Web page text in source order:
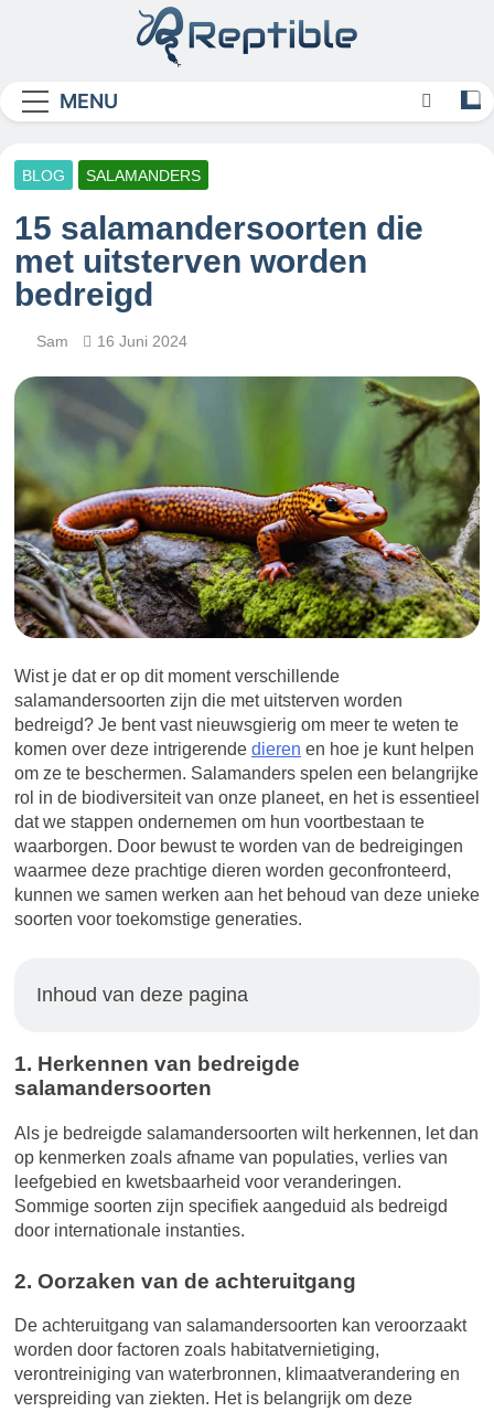
MENU
BLOG SALAMANDERS
15 salamandersoorten die
met uitsterven worden
bedreigd
Sam 16 Juni 2024
Wist je dat er op dit moment verschillende
salamandersoorten zijn die met uitsterven worden
bedreigd? Je bent vast nieuwsgierig om meer te weten te
komen over deze intrigerende dieren en hoe je kunt helpen
om ze te beschermen. Salamanders spelen een belangrijke
rol in de biodiversiteit van onze planeet, en het is essentieel
dat we stappen ondernemen om hun voortbestaan te
waarborgen. Door bewust te worden van de bedreigingen
waarmee deze prachtige dieren worden geconfronteerd,
kunnen we samen werken aan het behoud van deze unieke
soorten voor toekomstige generaties.
Inhoud van deze pagina
1. Herkennen van bedreigde
salamandersoorten
Als je bedreigde salamandersoorten wilt herkennen, let dan
op kenmerken zoals afname van populaties, verlies van
leefgebied en kwetsbaarheid voor veranderingen.
Sommige soorten zijn specifiek aangeduid als bedreigd
door internationale instanties.
2. Oorzaken van de achteruitgang
De achteruitgang van salamandersoorten kan veroorzaakt
worden door factoren zoals habitatvernietiging,
verontreiniging van waterbronnen, klimaatverandering en
verspreiding van ziekten. Het is belangrijk om deze